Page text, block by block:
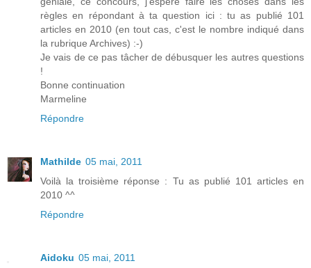
règles en répondant à ta question ici : tu as publié 101
articles en 2010 (en tout cas, c'est le nombre indiqué dans
la rubrique Archives) :-)
Je vais de ce pas tâcher de débusquer les autres questions
!
Bonne continuation
Marmeline
Répondre
Mathilde 05 mai, 2011
Voilà la troisième réponse : Tu as publié 101 articles en
2010 ^^
Répondre
Aidoku 05 mai, 2011